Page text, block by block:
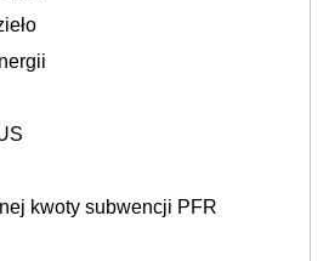
kwoty subwencji PFR